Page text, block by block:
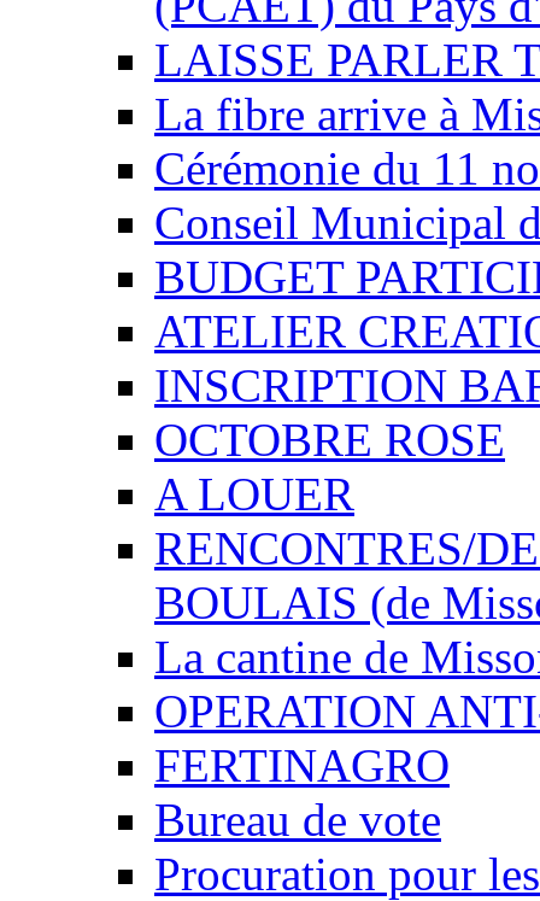
LAISSE PARLER
La fibre arrive à
Cérémonie du 11
Conseil Municipal
BUDGET
ATELIER
INSCRIPTION
OCTOBRE ROSE
A LOUER
RENCONTRES/
BOULAIS (de
La cantine de
OPERATION
FERTINAGRO
Bureau de vote
Procuration pour